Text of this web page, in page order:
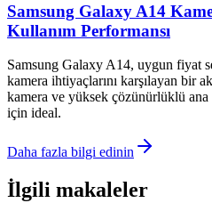
Samsung Galaxy A14
Kullanım Performansı
Samsung Galaxy A14, uygun fiyat
kamera ihtiyaçlarını karşılayan bir
kamera ve yüksek çözünürlüklü
için ideal.
Daha fazla bilgi edinin
İlgili makaleler